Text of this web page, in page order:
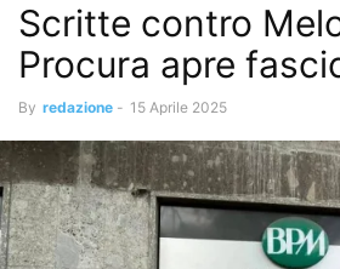
Scritte contro
Procura apre
By redazione - 15 Aprile 2025